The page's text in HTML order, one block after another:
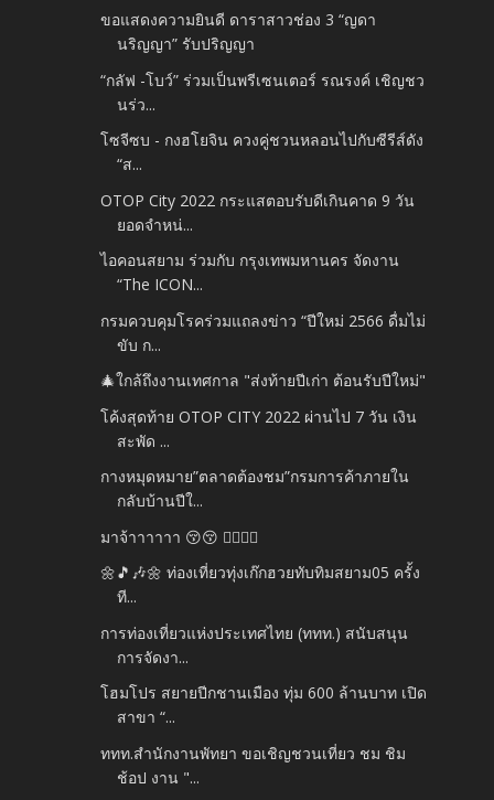
ขอแสดงความยินดี ดาราสาวช่อง 3 “ญดา
นริญญา” รับปริญญา
“กลัฟ -โบว์” ร่วมเป็นพรีเซนเตอร์ รณรงค์ เชิญชว
นร่ว...
โซจีซบ - กงฮโยจิน ควงคู่ชวนหลอนไปกับซีรีส์ดัง
“ส...
OTOP City 2022 กระแสตอบรับดีเกินคาด 9 วัน
ยอดจำหน่...
ไอคอนสยาม ร่วมกับ กรุงเทพมหานคร จัดงาน
“The ICON...
กรมควบคุมโรคร่วมแถลงข่าว “ปีใหม่ 2566 ดื่มไม่
ขับ ก...
🎄ใกล้ถึงงานเทศกาล "ส่งท้ายปีเก่า ต้อนรับปีใหม่"
โค้งสุดท้าย OTOP CITY 2022 ผ่านไป 7 วัน เงิน
สะพัด ...
กางหมุดหมาย”ตลาดต้องชม”กรมการค้าภายใน
กลับบ้านปีใ...
มาจ้าาาาาา 😚😚 🏃‍♀️🏃‍♂️
🌼🎵🎶🌼 ท่องเที่ยวทุ่งเก๊กฮวยทับทิมสยาม05 ครั้ง
ที...
การท่องเที่ยวแห่งประเทศไทย (ททท.) สนับสนุน
การจัดงา...
โฮมโปร สยายปีกชานเมือง ทุ่ม 600 ล้านบาท เปิด
สาขา “...
ททท.สำนักงานพัทยา ขอเชิญชวนเที่ยว ชม ชิม
ช้อป งาน "...